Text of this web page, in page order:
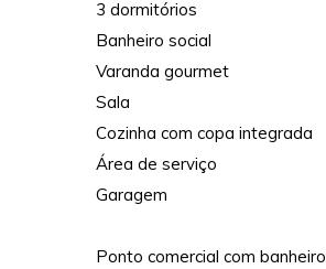
3 dormitórios
Banheiro social
Varanda gourmet
Sala
Cozinha com copa integrada
Área de serviço
Garagem
Ponto comercial com banheiro